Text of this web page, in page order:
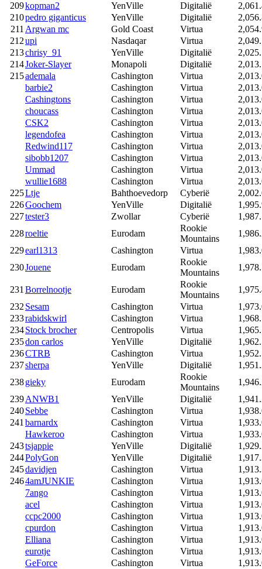
209kopman2 YenVille Digitalië
210pedro giganticus YenVille Digitalië
211Argwan mc Gold Coast Virtua
212upi Nasdaqar Virtua
213chrisy_91 YenVille Digitalië
214Joker-Slayer Monapoli Digitalië
215ademala Cashington Virtua
barbie2
Cashington Virtua
Cashingtons
Cashington Virtua
choucass
Cashington Virtua
CSK2
Cashington Virtua
legendofea
Cashington Virtua
Redwind117
Cashington Virtua
sibobb1207
Cashington Virtua
Ummad
Cashington Virtua
wullie1688
Cashington Virtua
225Ltje Bahthoevedorp Cyberië
226Goochem YenVille Digitalië
227tester3 Zwollar Cyberië
228roeltie Eurodam
Rookie
Mountains
229earl1313 Cashington Virtua
230Jouene Eurodam
Rookie
Mountains
231Borrelnootje Eurodam
Rookie
Mountains
232Sesam Cashington Virtua
233rabidskwirl Cashington Virtua
234Stock brocher Centropolis Virtua
235don carlos YenVille Digitalië
236CTRB Cashington Virtua
237sherpa YenVille Digitalië
238gieky Eurodam
Rookie
Mountains
239ANWB1 YenVille Digitalië
240Sebbe Cashington Virtua
241barnardx Cashington Virtua
Hawkeroo
Cashington Virtua
243tsjappie YenVille Digitalië
244PolyGon YenVille Digitalië
245davidjen Cashington Virtua
2464amJUNKIE Cashington Virtua
7ango
Cashington Virtua
acel
Cashington Virtua
ccpc2000
Cashington Virtua
cpurdon
Cashington Virtua
Elliana
Cashington Virtua
eurotje
Cashington Virtua
GeForce
Cashington Virtua